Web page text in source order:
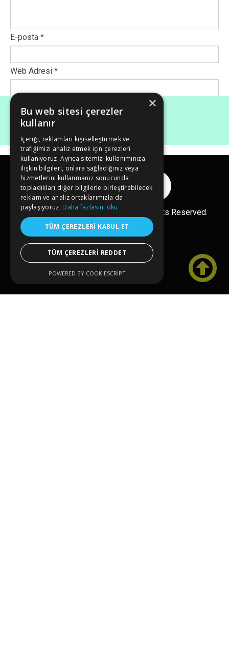

E-posta *
Web Adresi *
Afiş Ekle
Maksimum dosya boyutu (Mb): 50
Ücretsiz Ekle
Reklam Ver
Copyright© 2026 kongreler.net All Rights Reserved.
×
Bu web sitesi çerezler
kullanır
İçeriği, reklamları kişiselleştirmek ve
trafiğimizi analiz etmek için çerezleri
kullanıyoruz. Ayrıca sitemizi kullanımınıza
ilişkin bilgileri, onlara sağladığınız veya
hizmetlerini kullanmanız sonucunda
topladıkları diğer bilgilerle birleştirebilecek
reklam ve analiz ortaklarımızla da
paylaşıyoruz. Daha fazlasını oku
TÜM ÇEREZLERI KABUL ET
TÜM ÇEREZLERI REDDET
POWERED BY COOKIESCRIPT